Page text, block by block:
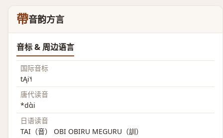
帶音韵方言
音标 & 周边语言
国际音标
tĄi˥˧
唐代读音
*dɑ̀i
日语读音
TAI（音） OBI OBIRU MEGURU（訓）